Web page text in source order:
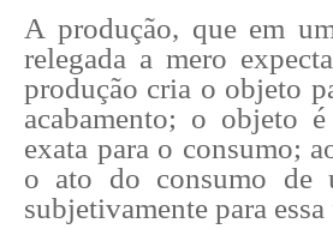
A produção, que em
relegada a mero
produção cria o objeto
acabamento; o objeto
exata para o consumo;
o ato do consumo de
subjetivamente para